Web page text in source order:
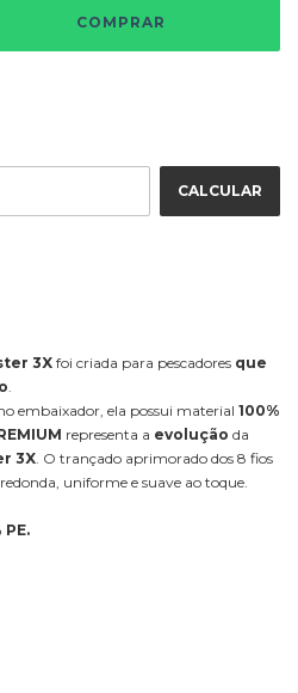
CALCULAR
3X foi criada para pescadores que
.
embaixador, ela possui material 100%
representa a evolução da
3X. O trançado aprimorado dos 8 fios
uniforme e suave ao toque.
PE.